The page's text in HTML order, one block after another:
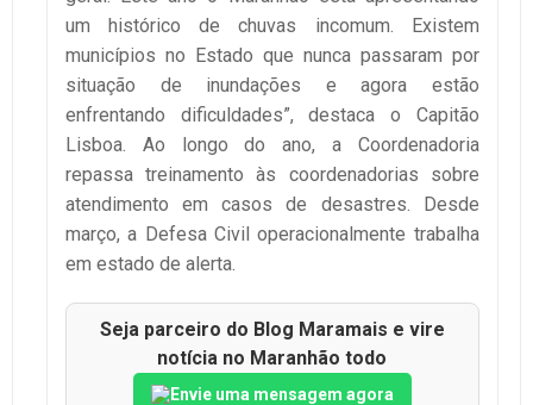
um histórico de chuvas incomum. Existem
municípios no Estado que nunca passaram por
situação de inundações e agora estão
enfrentando dificuldades”, destaca o Capitão
Lisboa. Ao longo do ano, a Coordenadoria
repassa treinamento às coordenadorias sobre
atendimento em casos de desastres. Desde
março, a Defesa Civil operacionalmente trabalha
em estado de alerta.
Seja parceiro do Blog Maramais e vire
notícia no Maranhão todo
Envie uma mensagem agora